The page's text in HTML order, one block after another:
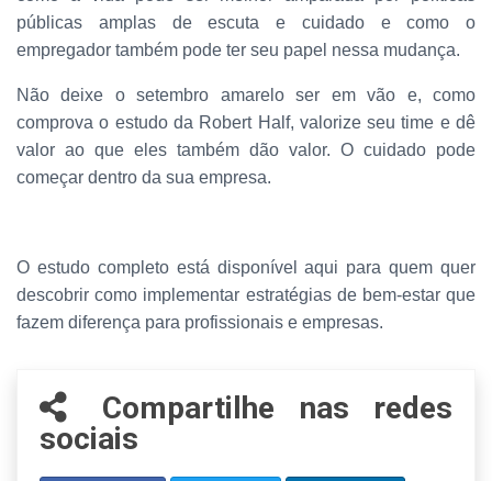
públicas amplas de escuta e cuidado e como o
empregador também pode ter seu papel nessa mudança.
Não deixe o setembro amarelo ser em vão e, como
comprova o estudo da Robert Half, valorize seu time e dê
valor ao que eles também dão valor. O cuidado pode
começar dentro da sua empresa.
O estudo completo está disponível aqui para quem quer
descobrir como implementar estratégias de bem-estar que
fazem diferença para profissionais e empresas.
Compartilhe nas redes
sociais